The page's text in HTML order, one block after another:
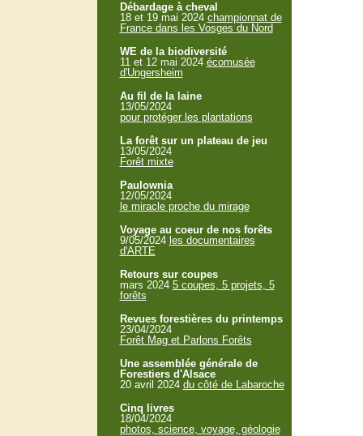
Débardage à cheval
18 et 19 mai 2024 championnat de
France dans les Vosges du Nord
WE de la biodiversité
11 et 12 mai 2024 écomusée
d'Ungersheim
Au fil de la laine
13/05/2024
pour protéger les plantations
La forêt sur un plateau de jeu
13/05/2024
Forêt mixte
Paulownia
12/05/2024
le miracle proche du mirage
Voyage au coeur de nos forêts
9/05/2024 les documentaires
d'ARTE
Retours sur coupes
mars 2024 5 coupes, 5 projets, 5
forêts
Revues forestières du printemps
23/04/2024
Forêt Mag et Parlons Forêts
Une assemblée générale de
Forestiers d'Alsace
20 avril 2024 du côté de Labaroche
Cinq livres
18/04/2024
photos, science, voyage, géologie